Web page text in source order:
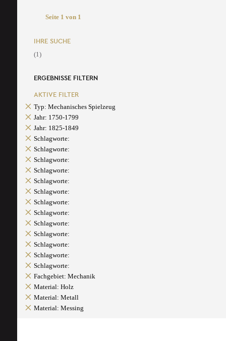
Seite 1 von 1
IHRE SUCHE
(1)
ERGEBNISSE FILTERN
AKTIVE FILTER
Typ: Mechanisches Spielzeug
Jahr: 1750-1799
Jahr: 1825-1849
Schlagworte:
Schlagworte:
Schlagworte:
Schlagworte:
Schlagworte:
Schlagworte:
Schlagworte:
Schlagworte:
Schlagworte:
Schlagworte:
Schlagworte:
Schlagworte:
Schlagworte:
Fachgebiet: Mechanik
Material: Holz
Material: Metall
Material: Messing